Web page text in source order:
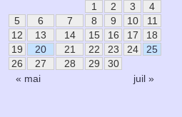
« mai juil »
1 2 3
4
5
6 7 8 9 10
11
12
13 14 15 16 17
18
19
20 21 22 23 24
25
26
27 28 29 30